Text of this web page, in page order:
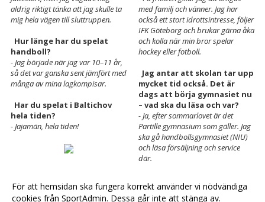
aldrig riktigt tänka att jag skulle ta
mig hela vägen till sluttruppen.
Hur länge har du spelat
handboll?
- Jag började när jag var 10–11 år,
så det var ganska sent jämfört med
många av mina lagkompisar.
Har du spelat i Baltichov
hela tiden?
- Jajamän, hela tiden!
med familj och vänner. Jag har
också ett stort idrottsintresse, följer
IFK Göteborg och brukar gärna åka
och kolla när min bror spelar
hockey eller fotboll.
Jag antar att skolan tar upp
mycket tid också. Det är
dags att börja gymnasiet nu
– vad ska du läsa och var?
- Ja, efter sommarlovet är det
Partille gymnasium som gäller. Jag
ska gå handbollsgymnasiet (NIU)
och läsa försäljning och service
där.
European Open, m.m. på
För att hemsidan ska fungera korrekt använder vi nödvändiga
cookies från SportAdmin. Dessa går inte att stänga av.